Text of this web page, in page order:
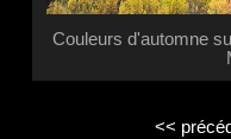
Couleurs d'automne
<<